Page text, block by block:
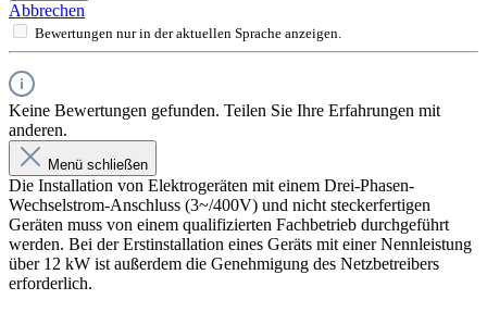
Abbrechen
Bewertungen nur in der aktuellen Sprache anzeigen.
Keine Bewertungen gefunden. Teilen Sie Ihre Erfahrungen mit
anderen.
Menü schließen
Die Installation von Elektrogeräten mit einem Drei-Phasen-
Wechselstrom-Anschluss (3~/400V) und nicht steckerfertigen
Geräten muss von einem qualifizierten Fachbetrieb durchgeführt
werden. Bei der Erstinstallation eines Geräts mit einer Nennleistung
über 12 kW ist außerdem die Genehmigung des Netzbetreibers
erforderlich.